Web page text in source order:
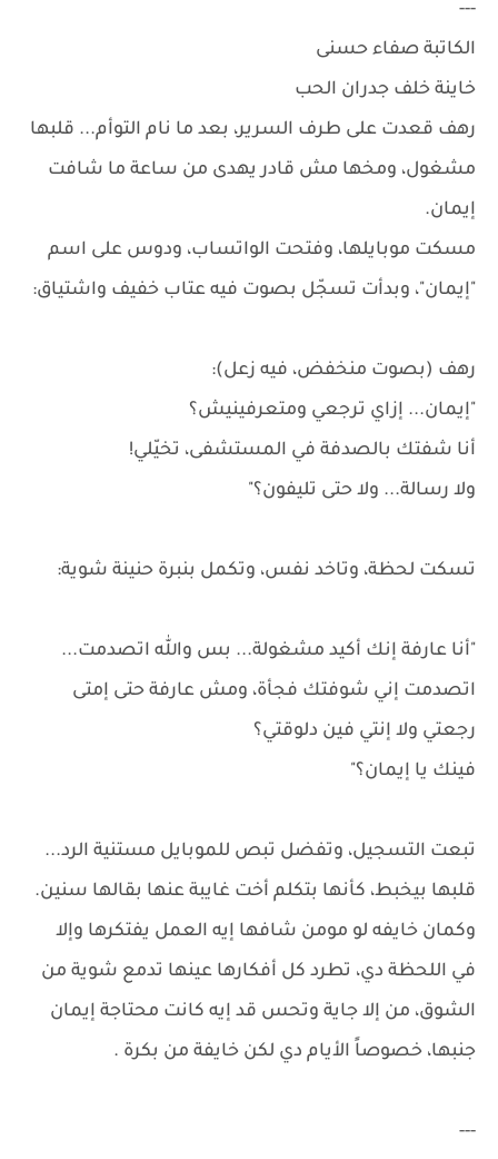
---
الكاتبة صفاء حسنى
خاينة خلف جدران الحب
رهف قعدت على طرف السرير، بعد ما نام التوأم... قلبها
مشغول، ومخها مش قادر يهدى من ساعة ما شافت
إيمان.
مسكت موبايلها، وفتحت الواتساب، ودوس على اسم
"إيمان"، وبدأت تسجّل بصوت فيه عتاب خفيف واشتياق:
رهف (بصوت منخفض، فيه زعل):
"إيمان... إزاي ترجعي ومتعرفينيش؟
أنا شفتك بالصدفة في المستشفى، تخيّلي!
ولا رسالة... ولا حتى تليفون؟"
تسكت لحظة، وتاخد نفس، وتكمل بنبرة حنينة شوية:
"أنا عارفة إنك أكيد مشغولة... بس والله اتصدمت...
اتصدمت إني شوفتك فجأة، ومش عارفة حتى إمتى
رجعتي ولا إنتي فين دلوقتي؟
فينك يا إيمان؟"
تبعت التسجيل، وتفضل تبص للموبايل مستنية الرد...
قلبها بيخبط، كأنها بتكلم أخت غايبة عنها بقالها سنين.
وكمان خايفه لو مومن شافها إيه العمل يفتكرها وإلا
في اللحظة دي، تطرد كل أفكارها عينها تدمع شوية من
الشوق، من إلا جاية وتحس قد إيه كانت محتاجة إيمان
جنبها، خصوصاً الأيام دي لكن خايفة من بكرة .
---